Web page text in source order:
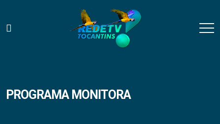
PROGRAMA MONITORA